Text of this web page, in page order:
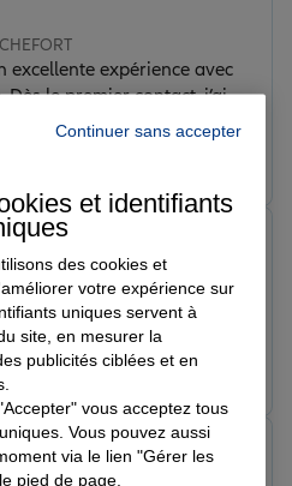
excellente expérience avec
Dès le premier contact, j’ai
professionnalisme, leur
a su comprendre
m’a proposé des solutions
ma situation, sans jamais
inutiles. Le suivi
: à chaque question ou
claire et rapide. On
le client sur le
rassurant dans
et bien expliquées, ce qui
des contrats. Je
agence à toute personne
humain et efficace.
l’écoute Et de bon conseil
Voir l'agence
Continuer sans accepter
et identifiants
des cookies et
votre expérience sur
uniques servent à
site, en mesurer la
publicités ciblées et en
vous acceptez tous
Vous pouvez aussi
via le lien "Gérer les
pied de page.